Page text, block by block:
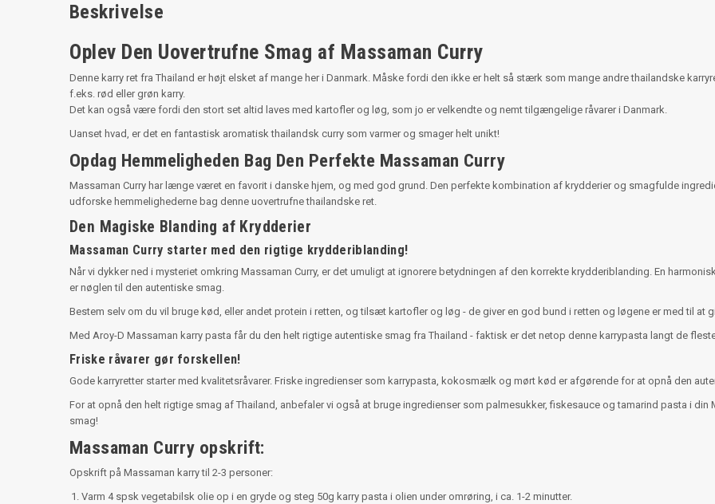
Beskrivelse
Oplev Den Uovertrufne Smag af Massaman Curry
Denne karry ret fra Thailand er højt elsket af mange her i Danmark. Måske fordi den ikke er helt så stærk som mange andre thailandske
f.eks. rød eller grøn karry.
Det kan også være fordi den stort set altid laves med kartofler og løg, som jo er velkendte og nemt tilgængelige råvarer i Danmark.
Uanset hvad, er det en fantastisk aromatisk thailandsk curry som varmer og smager helt unikt!
Opdag Hemmeligheden Bag Den Perfekte Massaman Curry
Massaman Curry har længe været en favorit i danske hjem, og med god grund. Den perfekte kombination af krydderier og smagfulde
udforske hemmelighederne bag denne uovertrufne thailandske ret.
Den Magiske Blanding af Krydderier
Massaman Curry starter med den rigtige krydderiblanding!
Når vi dykker ned i mysteriet omkring Massaman Curry, er det umuligt at ignorere betydningen af den korrekte krydderiblanding. En
er nøglen til den autentiske smag.
Bestem selv om du vil bruge kød, eller andet protein i retten, og tilsæt kartofler og løg - de giver en god bund i retten og løgene er med til at
Med Aroy-D Massaman karry pasta får du den helt rigtige autentiske smag fra Thailand - faktisk er det netop denne karrypasta langt de
Friske råvarer gør forskellen!
Gode karryretter starter med kvalitetsråvarer. Friske ingredienser som karrypasta, kokosmælk og mørt kød er afgørende for at opnå den
For at opnå den helt rigtige smag af Thailand, anbefaler vi også at bruge ingredienser som palmesukker, fiskesauce og tamarind pasta i
smag!
Massaman Curry opskrift:
Opskrift på Massaman karry til 2-3 personer:
Varm 4 spsk vegetabilsk olie op i en gryde og steg 50g karry pasta i olien under omrøring, i ca. 1-2 minutter.